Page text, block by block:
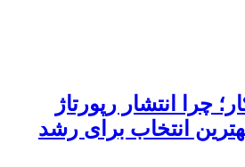
چرا انتشار رپورتاژ
انتخاب برای رشد